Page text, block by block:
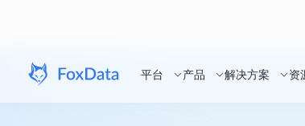
平台 产品 解决方案 资